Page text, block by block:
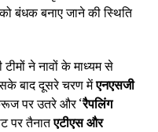
बंधक बनाए जाने की स्थिति
ने नावों के माध्यम से
बाद दूसरे चरण मेंएनएसजी
पर उतरे और ‘रैपलिंग
पर तैनातएटीएस और